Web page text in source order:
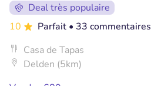
Deal très populaire
10
Parfait • 33 commentaires
Casa de Tapas
Delden (5km)